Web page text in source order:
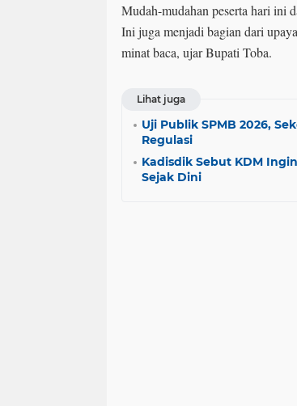
Mudah-mudahan peserta hari ini
Ini juga menjadi bagian dari
minat baca, ujar Bupati Toba.
Lihat juga
Uji Publik SPMB 2026,
Regulasi
Kadisdik Sebut KDM
Sejak Dini